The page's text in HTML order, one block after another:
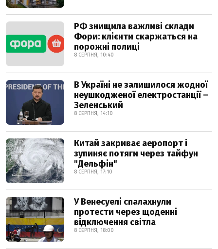
РФ знищила важливі склади
Фори: клієнти скаржаться на
порожні полиці
8 СЕРПНЯ, 10:40
В Україні не залишилося жодної
неушкодженої електростанції –
Зеленський
8 СЕРПНЯ, 14:10
Китай закриває аеропорт і
зупиняє потяги через тайфун
"Дельфін"
8 СЕРПНЯ, 17:10
У Венесуелі спалахнули
протести через щоденні
відключення світла
8 СЕРПНЯ, 18:00